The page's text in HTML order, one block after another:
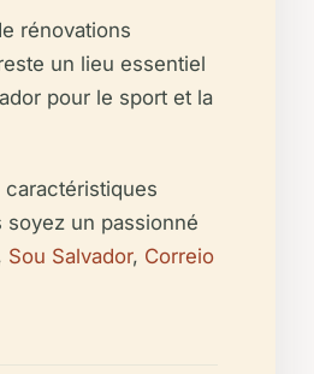
rénovations
un lieu essentiel
pour le sport et la
un passionné
Sou Salvador, Correio